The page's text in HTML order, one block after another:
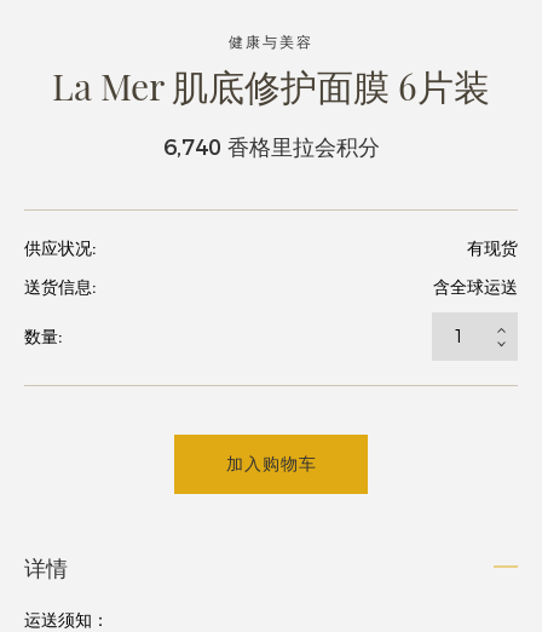
健康与美容
La Mer 肌底修护面膜 6片装
6,740 香格里拉会积分
供应状况:
有现货
送货信息:
含全球运送
数量:
加入购物车
详情
运送须知 ：